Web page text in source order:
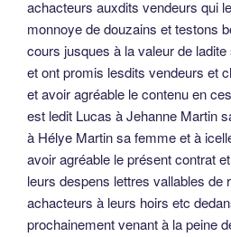
à garantir etc et aux dommages
vendeurs esdits noms et en
tout sans division de parties ne de
renonçant par devant nous au
jugement et condempnation etc
présents à ce honnestes
Foucquet et Jehan Villars et André
demourans à Angers tesmoings
ce fait et donné à Angers en la